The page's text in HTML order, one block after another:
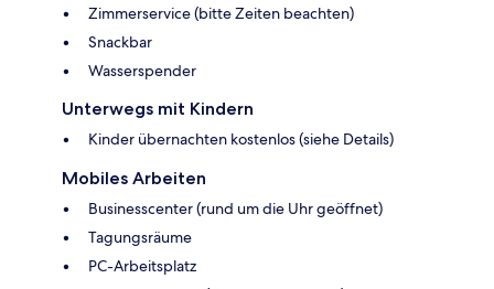
Zimmerservice (bitte Zeiten beachten)
Snackbar
Wasserspender
Unterwegs mit Kindern
Kinder übernachten kostenlos (siehe Details)
Mobiles Arbeiten
Businesscenter (rund um die Uhr geöffnet)
Tagungsräume
PC-Arbeitsplatz